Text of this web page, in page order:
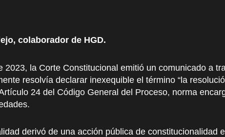
colaborador de HGD.
2023, la Corte Constitucional emitió un comunicado a
resolvía declarar inexequible el término “la
24 del Código General del Proceso, norma
derivó de una acción pública de constitucionalidad